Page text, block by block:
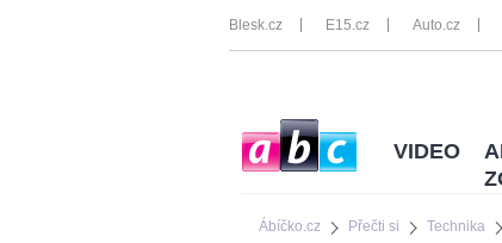
Blesk.cz E15.cz Auto.cz
Ábíčko.cz Přečti si Technika
VIDEO